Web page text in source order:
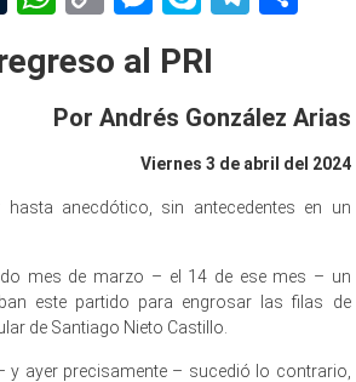
al PRI
Por Andrés González Arias
Viernes 3 de abril del 2024
hasta anecdótico, sin antecedentes en un
mes de marzo – el 14 de ese mes – un
este partido para engrosar las filas de
de Santiago Nieto Castillo.
y ayer precisamente – sucedió lo contrario,